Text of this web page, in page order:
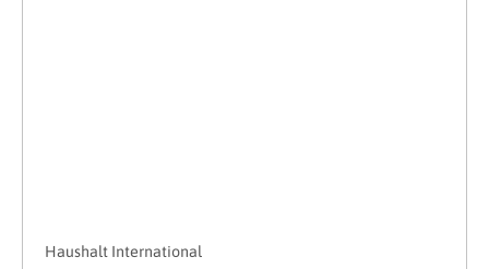
Haushalt International